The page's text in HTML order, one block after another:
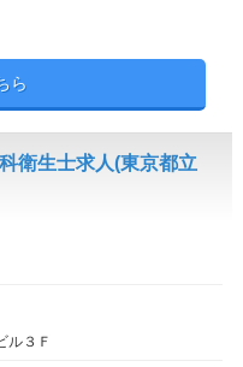
ら
衛生士求人(東京都立
ル３Ｆ